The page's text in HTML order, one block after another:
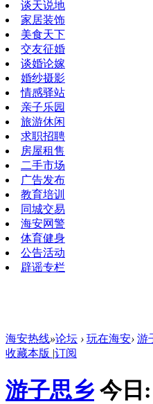
谈天说地
家居装饰
美食天下
交友征婚
谈婚论嫁
婚纱摄影
情感驿站
亲子乐园
旅游休闲
求职招聘
房屋租售
二手市场
广告发布
教育培训
同城交易
海安网警
体育健身
公告活动
辟谣专栏
海安热线»论坛 › 玩在海安› 游
收藏本版 |订阅
游子思乡 今日: